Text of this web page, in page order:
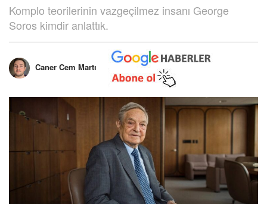
Komplo teorilerinin vazgeçilmez insanı George
Soros kimdir anlattık.
Caner Cem Martı